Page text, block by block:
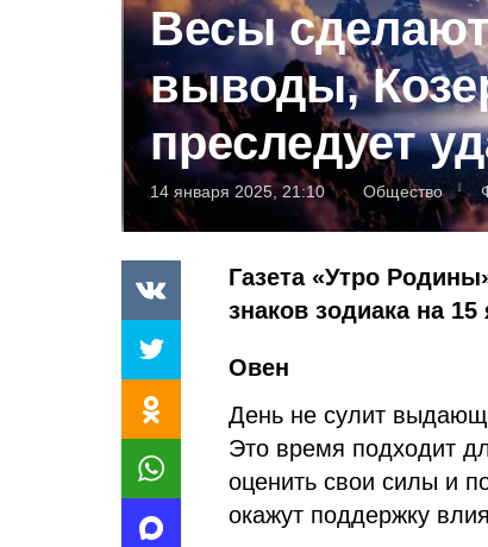
Весы
выводы,
преследует
14 января 2025, 21:10 Общество
Газета «Утро
знаков зодиака на 15
Овен
День не сулит
Это время подходит
оценить свои силы и
окажут поддержку